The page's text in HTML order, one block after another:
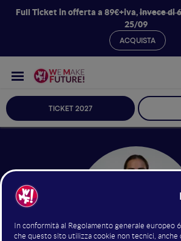
Full Ticket in offerta a 89€+iva,invece di
25/09
ACQUISTA
TICKET 2027